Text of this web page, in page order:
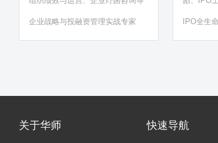
企业战略与投融资管理实战专家 IPO全生
关于华师 快速导航